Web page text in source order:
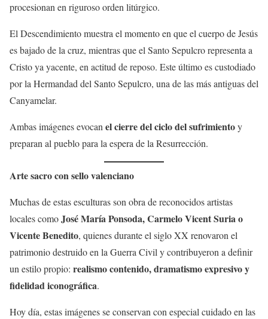
procesionan en riguroso orden litúrgico.
El Descendimiento muestra el momento en que el cuerpo de Jesús
es bajado de la cruz, mientras que el Santo Sepulcro representa a
Cristo ya yacente, en actitud de reposo. Este último es custodiado
por la Hermandad del Santo Sepulcro, una de las más antiguas del
Canyamelar.
Ambas imágenes evocan el cierre del ciclo del sufrimientoy
preparan al pueblo para la espera de la Resurrección.
Arte sacro con sello valenciano
Muchas de estas esculturas son obra de reconocidos artistas
locales comoJosé María Ponsoda, Carmelo Vicent Suria o
Vicente Benedito, quienes durante el siglo XX renovaron el
patrimonio destruido en la Guerra Civil y contribuyeron a definir
un estilo propio: realismo contenido, dramatismo expresivo y
fidelidad iconográfica.
Hoy día, estas imágenes se conservan con especial cuidado en las